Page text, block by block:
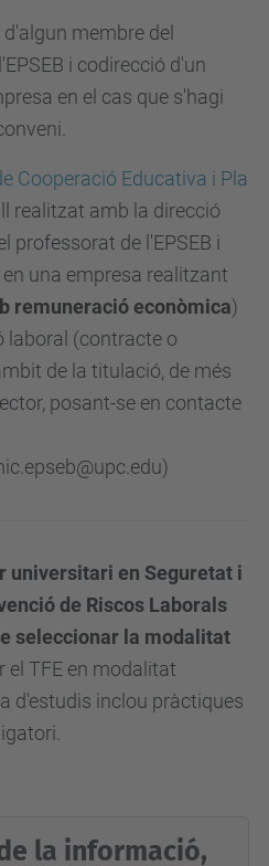
membre del
i codirecció d'un
en el cas que s'hagi
Cooperació Educativa i Pla
realitzat amb la direcció
professorat de l'EPSEB i
una empresa realitzant
remuneració econòmica)
laboral (contracte o
de la titulació, de més
posant-se en contacte
universitari en Seguretat i
de Riscos Laborals
seleccionar la modalitat
el TFE en modalitat
d'estudis inclou pràctiques
la informació,